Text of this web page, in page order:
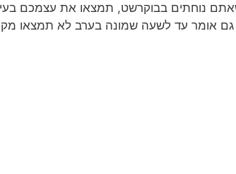
נוחתים בבוקרשט, תמצאו את עצמכם
גם אומר עד לשעה שמונה בערב לא תמצאו